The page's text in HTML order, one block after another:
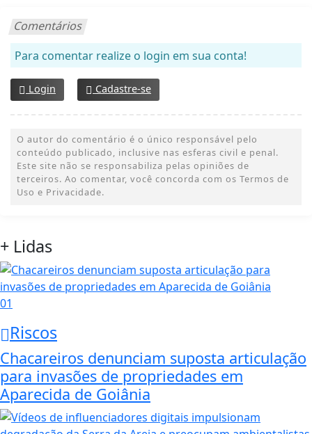
Comentários
Para comentar realize o login em sua conta!
Login Cadastre-se
O autor do comentário é o único responsável pelo
conteúdo publicado, inclusive nas esferas civil e penal.
Este site não se responsabiliza pelas opiniões de
terceiros. Ao comentar, você concorda com os Termos de
Uso e Privacidade.
+ Lidas
01
Riscos
Chacareiros denunciam suposta articulação
para invasões de propriedades em
Aparecida de Goiânia